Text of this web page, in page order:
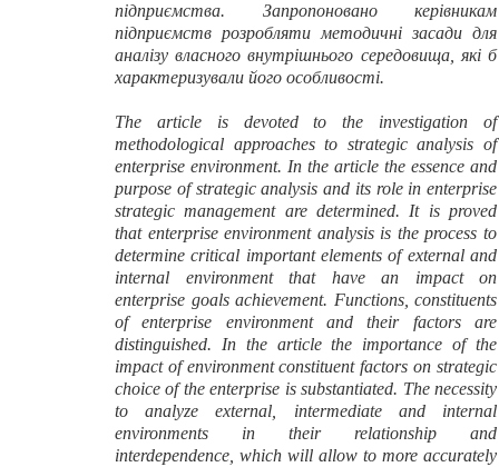
підприємства. Запропоновано керівникам
підприємств розробляти методичні засади для
аналізу власного внутрішнього середовища, які б
характеризували його особливості.
The article is devoted to the investigation of
methodological approaches to strategic analysis of
enterprise environment. In the article the essence and
purpose of strategic analysis and its role in enterprise
strategic management are determined. It is proved
that enterprise environment analysis is the process to
determine critical important elements of external and
internal environment that have an impact on
enterprise goals achievement. Functions, constituents
of enterprise environment and their factors are
distinguished. In the article the importance of the
impact of environment constituent factors on strategic
choice of the enterprise is substantiated. The necessity
to analyze external, intermediate and internal
environments in their relationship and
interdependence, which will allow to more accurately